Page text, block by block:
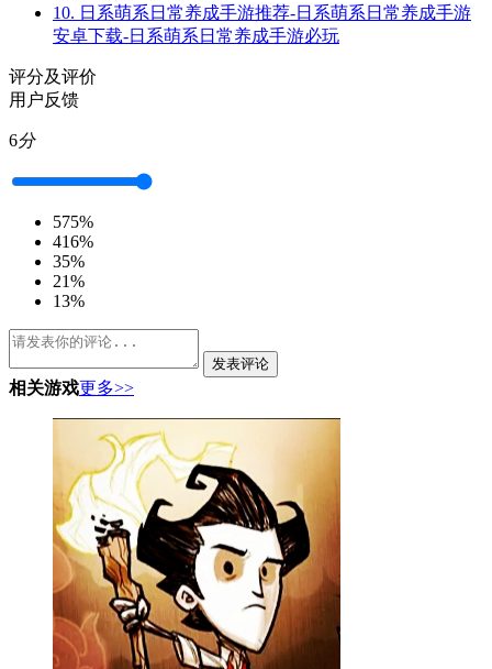
10. 日系萌系日常养成手游推荐-日系萌系日常养成手游
安卓下载-日系萌系日常养成手游必玩
评分及评价
用户反馈
6分
575%
416%
35%
21%
13%
发表评论
相关游戏更多>>